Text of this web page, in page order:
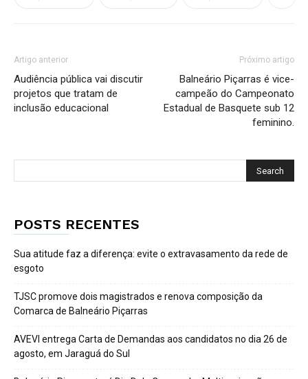
Artigo anterior
Audiência pública vai discutir
projetos que tratam de
inclusão educacional
Próximo artigo
Balneário Piçarras é vice-
campeão do Campeonato
Estadual de Basquete sub 12
feminino.
POSTS RECENTES
Sua atitude faz a diferença: evite o extravasamento da rede de
esgoto
TJSC promove dois magistrados e renova composição da
Comarca de Balneário Piçarras
AVEVI entrega Carta de Demandas aos candidatos no dia 26 de
agosto, em Jaraguá do Sul